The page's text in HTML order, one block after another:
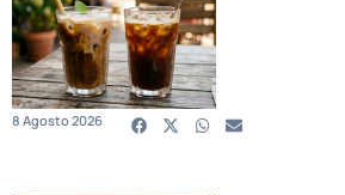
8 Agosto 2026